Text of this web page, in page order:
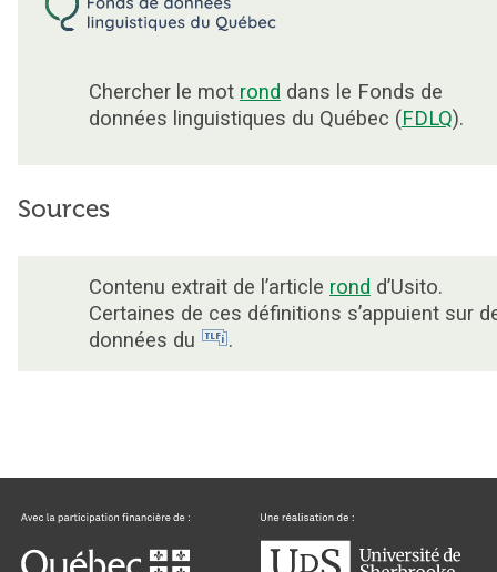
Chercher le mot rond dans le Fonds de
données linguistiques du Québec (FDLQ).
Sources
Contenu extrait de l’article rond d’Usito.
Certaines de ces définitions s’appuient sur
données du
.